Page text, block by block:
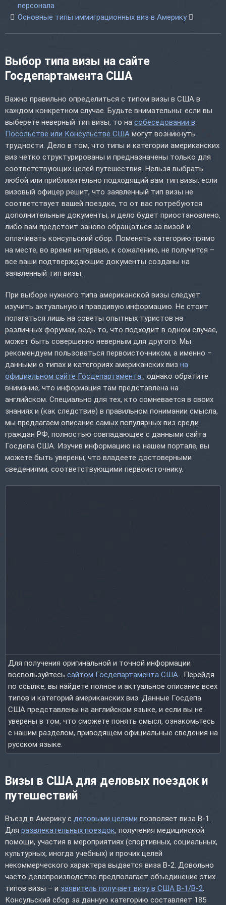
персонала
Основные типы иммиграционных виз в Америку
Выбор типа визы на сайте
Госдепартамента США
Важно правильно определиться с типом визы в США в
каждом конкретном случае. Будьте внимательны: если вы
выберете неверный тип визы, то на собеседовании в
Посольстве или Консульстве США могут возникнуть
трудности. Дело в том, что типы и категории американских
виз четко структурированы и предназначены только для
соответствующих целей путешествия. Нельзя выбрать
любой или приблизительно подходящий вам тип визы: если
визовый офицер решит, что заявленный тип визы не
соответствует вашей поездке, то от вас потребуются
дополнительные документы, и дело будет приостановлено,
либо вам предстоит заново обращаться за визой и
оплачивать консульский сбор. Поменять категорию прямо
на месте, во время интервью, к сожалению, не получится –
все ваши подтверждающие документы созданы на
заявленный тип визы.
При выборе нужного типа американской визы следует
изучить актуальную и правдивую информацию. Не стоит
полагаться лишь на советы опытных туристов на
различных форумах, ведь то, что подходит в одном случае,
может быть совершенно неверным для другого. Мы
рекомендуем пользоваться первоисточником, а именно –
данными о типах и категориях американских виз на
официальном сайте Госдепартамента , однако обратите
внимание, что информация там представлена на
английском. Специально для тех, кто сомневается в своих
знаниях и (как следствие) в правильном понимании смысла,
мы предлагаем описание самых популярных виз среди
граждан РФ, полностью совпадающее с данными сайта
Госдепа США. Изучив информацию на нашем портале, вы
можете быть уверены, что владеете достоверными
сведениями, соответствующими первоисточнику.
Для получения оригинальной и точной информации
воспользуйтесь сайтом Госдепартамента США
. Перейдя
по ссылке, вы найдете полное и актуальное описание всех
типов и категорий американских виз. Данные Госдепа
США представлены на английском языке, и если вы не
уверены в том, что сможете понять смысл, ознакомьтесь
с нашим разделом, приводящем официальные сведения на
русском языке.
Визы в США для деловых поездок и
путешествий
Въезд в Америку с деловыми целями позволяет виза B-1.
Для развлекательных поездок, получения медицинской
помощи, участия в мероприятиях (спортивных, социальных,
культурных, иногда учебных) и прочих целей
некоммерческого характера выдается виза B-2. Довольно
часто делопроизводство предполагает объединение этих
типов визы – и заявитель получает визу в США B-1/B-2
Консульский сбор за данную категорию составляет 185